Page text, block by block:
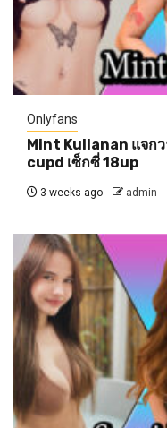
Onlyfans
Mint Kullanan แจกว
cupd เซ็กซี่ 18up
3 weeks ago admin